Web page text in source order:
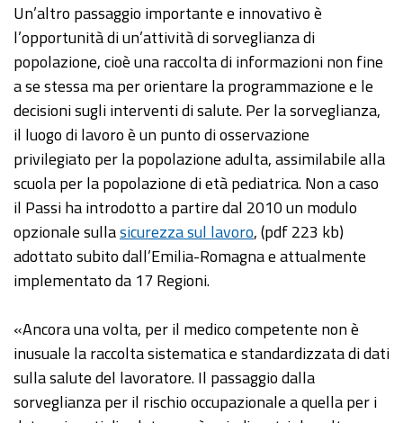
Un’altro passaggio importante e innovativo è
l’opportunità di un’attività di sorveglianza di
popolazione, cioè una raccolta di informazioni non fine
a se stessa ma per orientare la programmazione e le
decisioni sugli interventi di salute. Per la sorveglianza,
il luogo di lavoro è un punto di osservazione
privilegiato per la popolazione adulta, assimilabile alla
scuola per la popolazione di età pediatrica. Non a caso
il Passi ha introdotto a partire dal 2010 un modulo
opzionale sullasicurezza sul lavoro, (pdf 223 kb)
adottato subito dall’Emilia-Romagna e attualmente
implementato da 17 Regioni.
«Ancora una volta, per il medico competente non è
inusuale la raccolta sistematica e standardizzata di dati
sulla salute del lavoratore. Il passaggio dalla
sorveglianza per il rischio occupazionale a quella per i